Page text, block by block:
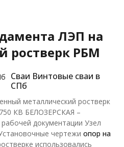
ЛЭП на
ростверк РБМ
Сваи Винтовые сваи в
СПб
металлический ростверк
КВ БЕЛОЗЕРСКАЯ –
документации Узел
чертежи опор на
использовались